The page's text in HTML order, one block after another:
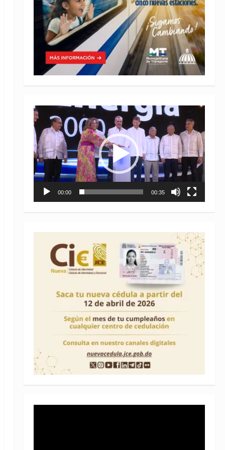
Reproductor
de
vídeo
00:00 00:35